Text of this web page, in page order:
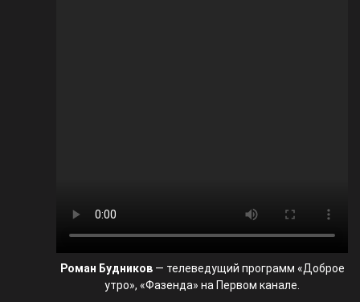
Роман Будников— телеведущий программ «Доброе
утро», «Фазенда» на Первом канале.